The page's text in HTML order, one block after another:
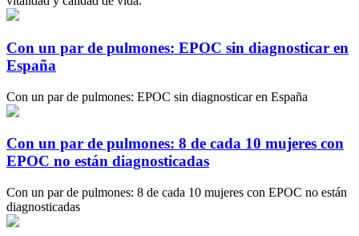
Con un par de pulmones: EPOC sin diagnosticar en
España
Con un par de pulmones: EPOC sin diagnosticar en España
Con un par de pulmones: 8 de cada 10 mujeres con
EPOC no están diagnosticadas
Con un par de pulmones: 8 de cada 10 mujeres con EPOC no están
diagnosticadas